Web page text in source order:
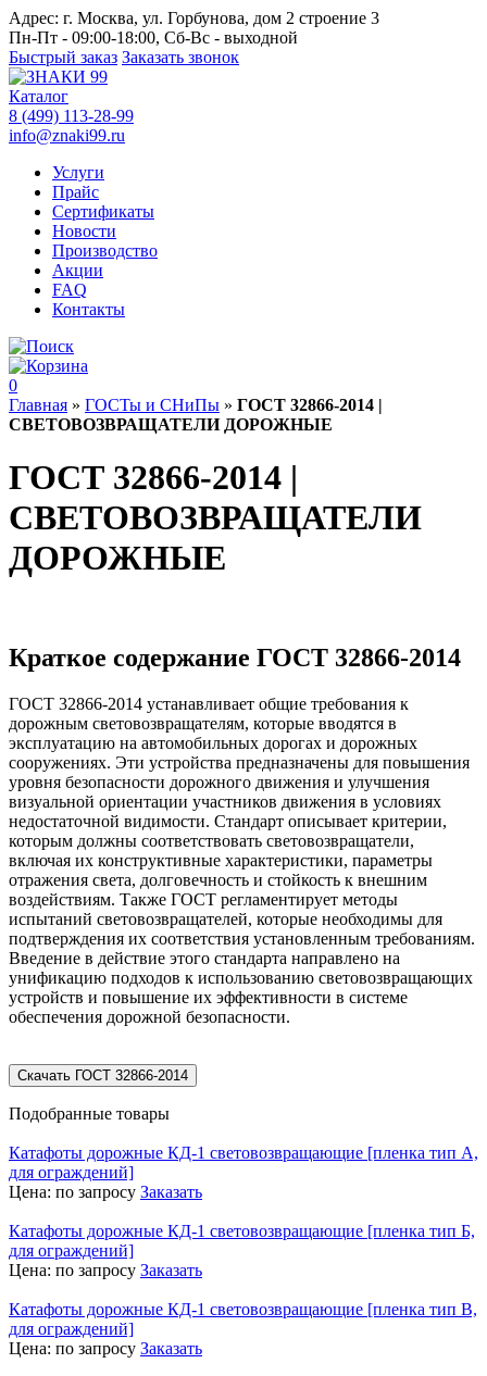
Адрес: г. Москва, ул. Горбунова, дом 2 строение 3
Пн-Пт - 09:00-18:00, Сб-Вс - выходной
Быстрый заказ Заказать звонок
Каталог
8 (499) 113-28-99
info@znaki99.ru
Услуги
Прайс
Сертификаты
Новости
Производство
Акции
FAQ
Контакты
0
Главная » ГОСТы и СНиПы » ГОСТ 32866-2014 |
СВЕТОВОЗВРАЩАТЕЛИ ДОРОЖНЫЕ
ГОСТ 32866-2014 |
СВЕТОВОЗВРАЩАТЕЛИ
ДОРОЖНЫЕ
Краткое содержание ГОСТ 32866-2014
ГОСТ 32866-2014 устанавливает общие требования к
дорожным световозвращателям, которые вводятся в
эксплуатацию на автомобильных дорогах и дорожных
сооружениях. Эти устройства предназначены для повышения
уровня безопасности дорожного движения и улучшения
визуальной ориентации участников движения в условиях
недостаточной видимости. Стандарт описывает критерии,
которым должны соответствовать световозвращатели,
включая их конструктивные характеристики, параметры
отражения света, долговечность и стойкость к внешним
воздействиям. Также ГОСТ регламентирует методы
испытаний световозвращателей, которые необходимы для
подтверждения их соответствия установленным требованиям.
Введение в действие этого стандарта направлено на
унификацию подходов к использованию световозвращающих
устройств и повышение их эффективности в системе
обеспечения дорожной безопасности.
Скачать ГОСТ 32866-2014
Подобранные товары
Катафоты дорожные КД-1 световозвращающие [пленка тип А,
для ограждений]
Цена: по запросу Заказать
Катафоты дорожные КД-1 световозвращающие [пленка тип Б,
для ограждений]
Цена: по запросу Заказать
Катафоты дорожные КД-1 световозвращающие [пленка тип В,
для ограждений]
Цена: по запросу Заказать